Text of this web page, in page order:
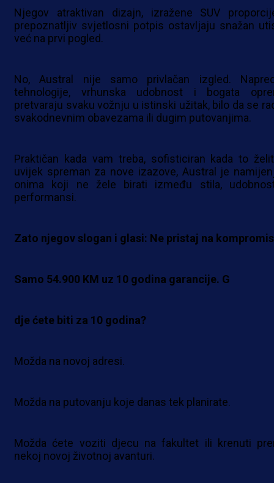
Njegov atraktivan dizajn, izražene SUV
prepoznatljiv svjetlosni potpis ostavljaju snažan
već na prvi pogled.
No, Austral nije samo privlačan izgled.
tehnologije, vrhunska udobnost i bogata
pretvaraju svaku vožnju u istinski užitak, bilo da se
svakodnevnim obavezama ili dugim putovanjima.
Praktičan kada vam treba, sofisticiran kada to
uvijek spreman za nove izazove, Austral je
onima koji ne žele birati između stila,
performansi.
Zato njegov slogan i glasi: Ne pristaj na
Samo 54.900 KM uz 10 godina garancije. G
dje ćete biti za 10 godina?
Možda na novoj adresi.
Možda na putovanju koje danas tek planirate.
Možda ćete voziti djecu na fakultet ili krenuti
nekoj novoj životnoj avanturi.